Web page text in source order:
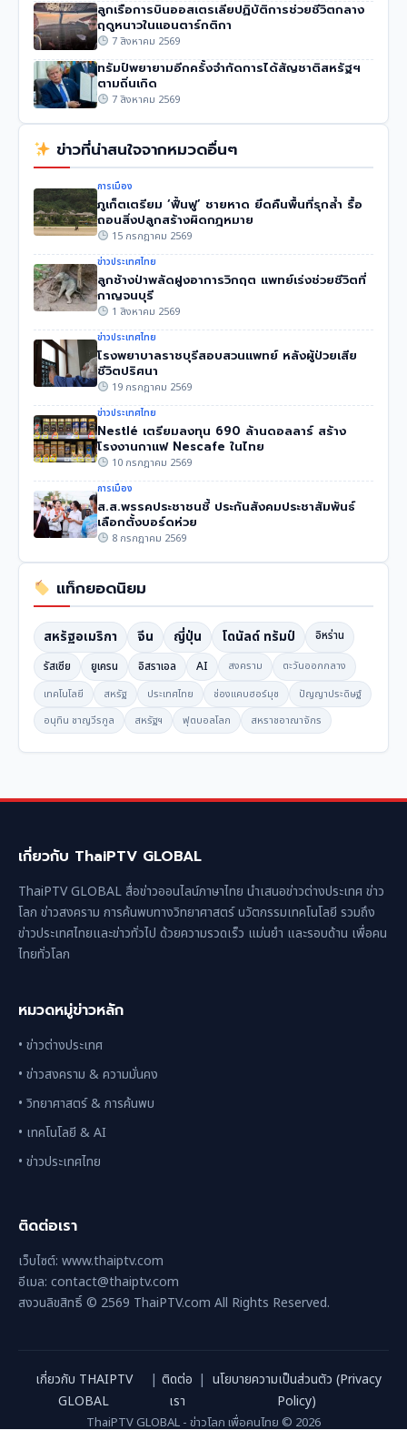
ลูกเรือการบินออสเตรเลียปฏิบัติการช่วยชีวิตกลาง
ฤดูหนาวในแอนตาร์กติกา
7 สิงหาคม 2569
ทรัมป์พยายามอีกครั้งจำกัดการได้สัญชาติสหรัฐฯ
ตามถิ่นเกิด
7 สิงหาคม 2569
ข่าวที่น่าสนใจจากหมวดอื่นๆ
การเมือง
ภูเก็ตเตรียม ‘ฟื้นฟู’ ชายหาด ยึดคืนพื้นที่รุกล้ำ รื้อ
ถอนสิ่งปลูกสร้างผิดกฎหมาย
15 กรกฎาคม 2569
ข่าวประเทศไทย
ลูกช้างป่าพลัดฝูงอาการวิกฤต แพทย์เร่งช่วยชีวิตที่
กาญจนบุรี
1 สิงหาคม 2569
ข่าวประเทศไทย
โรงพยาบาลราชบุรีสอบสวนแพทย์ หลังผู้ป่วยเสีย
ชีวิตปริศนา
19 กรกฎาคม 2569
ข่าวประเทศไทย
Nestlé เตรียมลงทุน 690 ล้านดอลลาร์ สร้าง
โรงงานกาแฟ Nescafe ในไทย
10 กรกฎาคม 2569
การเมือง
ส.ส.พรรคประชาชนชี้ ประกันสังคมประชาสัมพันธ์
เลือกตั้งบอร์ดห่วย
8 กรกฎาคม 2569
แท็กยอดนิยม
สหรัฐอเมริกา จีน ญี่ปุ่น โดนัลด์ ทรัมป์
อิหร่าน
รัสเซีย
ยูเครน อิสราเอล AI สงคราม
ตะวันออกกลาง
เทคโนโลยี
สหรัฐ ประเทศไทย ช่องแคบฮอร์มุซ
ปัญญาประดิษฐ์
อนุทิน ชาญวีรกูล
สหรัฐฯ ฟุตบอลโลก สหราชอาณาจักร
เกี่ยวกับ ThaiPTV GLOBAL
ThaiPTV GLOBAL สื่อข่าวออนไลน์ภาษาไทย นำเสนอข่าวต่างประเทศ ข่าว
โลก ข่าวสงคราม การค้นพบทางวิทยาศาสตร์ นวัตกรรมเทคโนโลยี รวมถึง
ข่าวประเทศไทยและข่าวทั่วไป ด้วยความรวดเร็ว แม่นยำ และรอบด้าน เพื่อคน
ไทยทั่วโลก
หมวดหมู่ข่าวหลัก
• ข่าวต่างประเทศ
• ข่าวสงคราม & ความมั่นคง
• วิทยาศาสตร์ & การค้นพบ
• เทคโนโลยี & AI
• ข่าวประเทศไทย
ติดต่อเรา
เว็บไซต์: www.thaiptv.com
อีเมล: contact@thaiptv.com
สงวนลิขสิทธิ์ © 2569 ThaiPTV.com All Rights Reserved.
เกี่ยวกับ THAIPTV
GLOBAL
| ติดต่อ
เรา
| นโยบายความเป็นส่วนตัว (Privacy
Policy)
ThaiPTV GLOBAL - ข่าวโลก เพื่อคนไทย © 2026